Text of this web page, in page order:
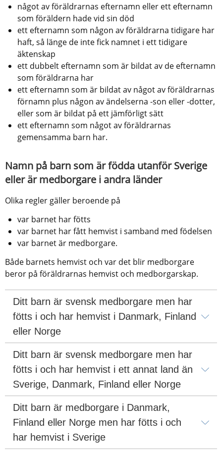
något av föräldrarnas efternamn eller ett efternamn
som föräldern hade vid sin död
ett efternamn som någon av föräldrarna tidigare har
haft, så länge de inte fick namnet i ett tidigare
äktenskap
ett dubbelt efternamn som är bildat av de efternamn
som föräldrarna har
ett efternamn som är bildat av något av föräldrarnas
förnamn plus någon av ändelserna -son eller -dotter,
eller som är bildat på ett jämförligt sätt
ett efternamn som något av föräldrarnas
gemensamma barn har.
Namn på barn som är födda utanför Sverige
eller är medborgare i andra länder
Olika regler gäller beroende på
var barnet har fötts
var barnet har fått hemvist i samband med födelsen
var barnet är medborgare.
Både barnets hemvist och var det blir medborgare
beror på föräldrarnas hemvist och medborgarskap.
Ditt barn är svensk medborgare men har
fötts i och har hemvist i Danmark, Finland
eller Norge
Ditt barn är svensk medborgare men har
fötts i och har hemvist i ett annat land än
Sverige, Danmark, Finland eller Norge
Ditt barn är medborgare i Danmark,
Finland eller Norge men har fötts i och
har hemvist i Sverige